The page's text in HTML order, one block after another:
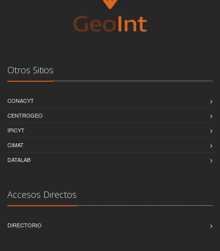
Otros Sitios
CONACYT
CENTROGEO
IPICYT
CIMAT
DATALAB
Accesos Directos
DIRECTORIO